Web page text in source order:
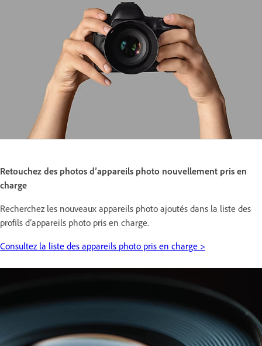
Retouchez des photos d’appareils photo nouvellement pris en
charge
Recherchez les nouveaux appareils photo ajoutés dans la liste des
profils d’appareils photo pris en charge.
Consultez la liste des appareils photo pris en charge >